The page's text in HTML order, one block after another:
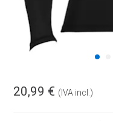
20,99 € (IVA incl.)